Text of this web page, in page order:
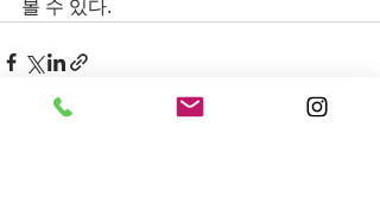
볼 수 있다.